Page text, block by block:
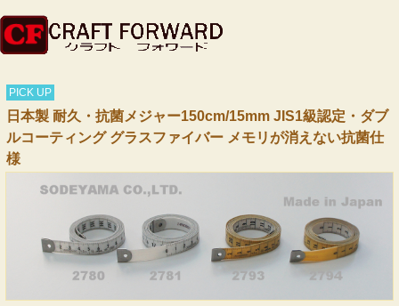
PICK UP
日本製 耐久・抗菌メジャー150cm/15mm JIS1級認定・ダブ
ルコーティング グラスファイバー メモリが消えない抗菌仕
様